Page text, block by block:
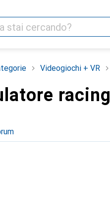
Videogiochi + VR
racing